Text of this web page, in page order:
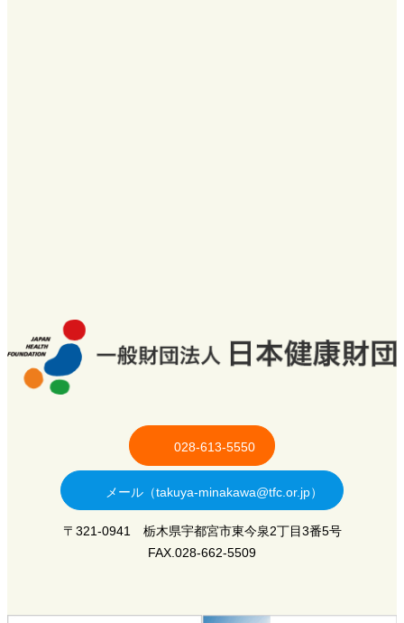
028-613-5550
メール（takuya-minakawa@tfc.or.jp）
〒321-0941 栃木県宇都宮市東今泉2丁目3番5号
FAX.028-662-5509